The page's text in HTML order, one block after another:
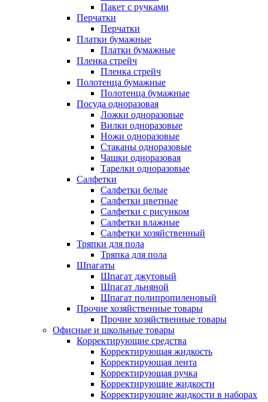
Пакет с ручками
Перчатки
Перчатки
Платки бумажные
Платки бумажные
Пленка стрейч
Пленка стрейч
Полотенца бумажные
Полотенца бумажные
Посуда одноразовая
Ложки одноразовые
Вилки одноразовые
Ножи одноразовые
Стаканы одноразовые
Чашки одноразовая
Тарелки одноразовые
Салфетки
Салфетки белые
Салфетки цветные
Салфетки с рисунком
Салфетки влажные
Салфетки хозяйственный
Тряпки для пола
Тряпка для пола
Шпагаты
Шпагат джутовый
Шпагат льняной
Шпагат полипропиленовый
Прочие хозяйственные товары
Прочие хозяйственные товары
Офисные и школьные товары
Корректирующие средства
Корректирующая жидкость
Корректирующая лента
Корректирующая ручка
Корректирующие жидкости
Корректирующие жидкости в наборах